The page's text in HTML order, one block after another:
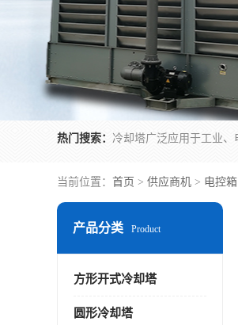
热门搜索：
当前位置： 首页 > 供应商机 > 电控箱
产品分类 Product
方形开式冷却塔
圆形冷却塔